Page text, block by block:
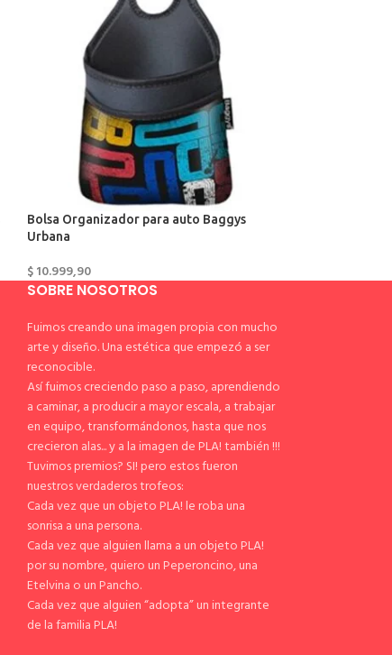
Bolsa Organizador para auto Baggys
Urbana
$10.999,90
SOBRE NOSOTROS
Fuimos creando una imagen propia con mucho
arte y diseño. Una estética que empezó a ser
reconocible.
Así fuimos creciendo paso a paso, aprendiendo
a caminar, a producir a mayor escala, a trabajar
en equipo, transformándonos, hasta que nos
crecieron alas... y a la imagen de PLA! también !!!
Tuvimos premios? SI! pero estos fueron
nuestros verdaderos trofeos:
Cada vez que un objeto PLA! le roba una
sonrisa a una persona.
Cada vez que alguien llama a un objeto PLA!
por su nombre, quiero un Peperoncino, una
Etelvina o un Pancho.
Cada vez que alguien “adopta” un integrante
de la familia PLA!